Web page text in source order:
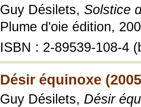
Guy Désilets, Solstice
Plume d'oie édition,
ISBN : 2-89539-108-4
Désir équinoxe
Guy Désilets, Désir